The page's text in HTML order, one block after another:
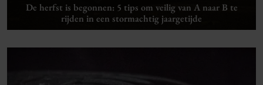
De herfst is begonnen: 5 tips om veilig van A naar B te
rijden in een stormachtig jaargetijde
Lees verder